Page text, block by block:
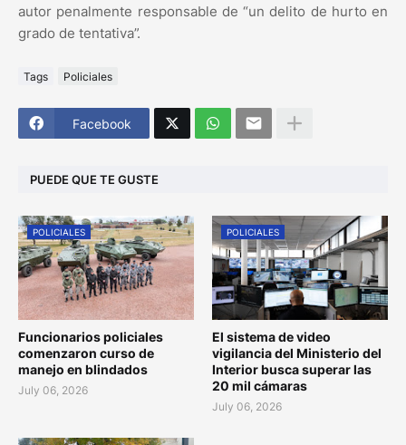
autor penalmente responsable de “un delito de hurto en
grado de tentativa”.
Tags Policiales
Facebook
PUEDE QUE TE GUSTE
POLICIALES
Funcionarios policiales
comenzaron curso de
manejo en blindados
July 06, 2026
POLICIALES
El sistema de video
vigilancia del Ministerio del
Interior busca superar las
20 mil cámaras
July 06, 2026